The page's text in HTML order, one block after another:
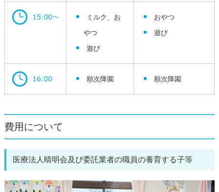
ミルク、お
やつ
遊び
おやつ
遊び
順次降園 順次降園
費用について
医療法人晴明会及び委託業者の職員の養育する子等